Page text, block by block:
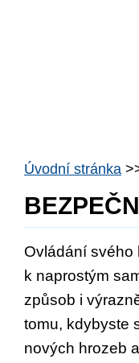
Úvodní stránka
Ovládání svého
k naprostým
způsob i
tomu, kdybyste
nových hrozeb